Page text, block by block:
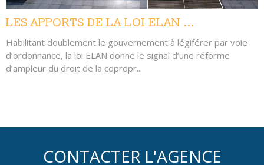
LES APPORTS DE LA LOI ELAN ...
Habilitant doublement le gouvernement à légiférer par voie
d’ordonnance, la loi ELAN donne le signal d’une réforme
d’ampleur du droit de la copropr...
CONTACTER L'AGENCE